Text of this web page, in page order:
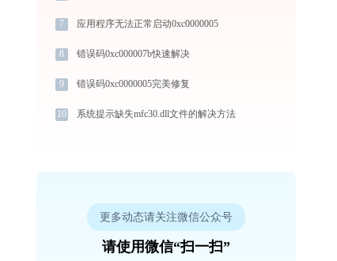
7 应用程序无法正常启动0xc0000005
8 错误码0xc000007b快速解决
9 错误码0xc0000005完美修复
10 系统提示缺失mfc30.dll文件的解决方法
更多动态请关注微信公众号
请使用微信“扫一扫”